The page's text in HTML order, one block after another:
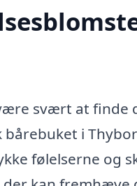
svært at finde
i
følelserne og